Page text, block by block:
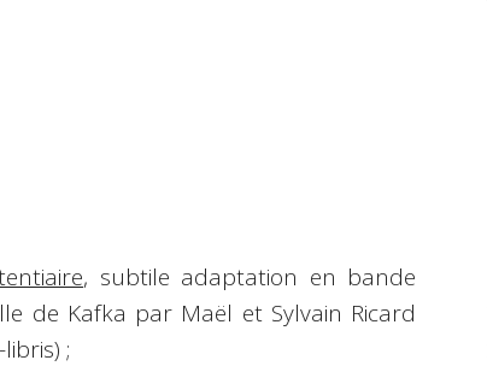
, subtile adaptation en bande
de Kafka par Maël et Sylvain Ricard
;